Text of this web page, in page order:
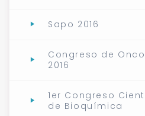
Sapo 2016
Congreso de
2016
1er Congreso
de Bioquímica